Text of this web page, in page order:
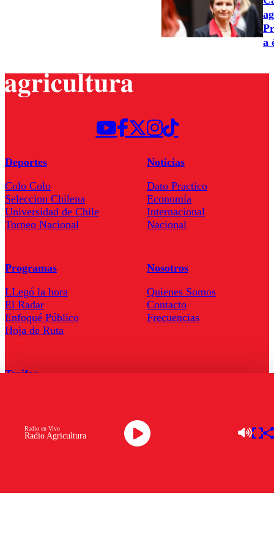
a
Radio Agricultura
Radio en Vivo
Deportes
Colo Colo
Seleccion Chilena
Universidad de Chile
Torneo Nacional
Noticias
Dato Practico
Economía
Internacional
Nacional
Programas
LLegó la hora
El Radar
Enfoqué Público
Hoja de Ruta
Nosotros
Quienes Somos
Contacto
Frecuencias
Tarifas
Descarga la APP